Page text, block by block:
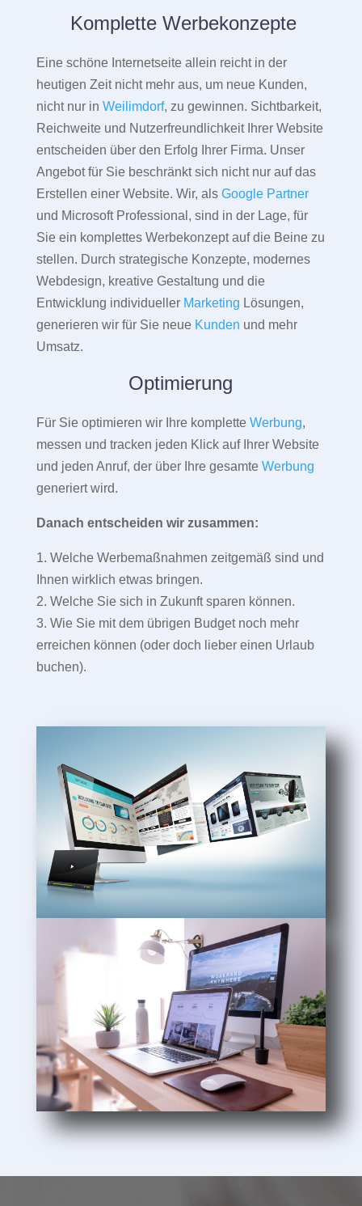
Komplette Werbekonzepte
Eine schöne Internetseite allein reicht in der
heutigen Zeit nicht mehr aus, um neue Kunden,
nicht nur in Weilimdorf, zu gewinnen. Sichtbarkeit,
Reichweite und Nutzerfreundlichkeit Ihrer Website
entscheiden über den Erfolg Ihrer Firma. Unser
Angebot für Sie beschränkt sich nicht nur auf das
Erstellen einer Website. Wir, als Google Partner
und Microsoft Professional, sind in der Lage, für
Sie ein komplettes Werbekonzept auf die Beine zu
stellen. Durch strategische Konzepte, modernes
Webdesign, kreative Gestaltung und die
Entwicklung individueller Marketing Lösungen,
generieren wir für Sie neue Kunden und mehr
Umsatz.
Optimierung
Für Sie optimieren wir Ihre komplette Werbung,
messen und tracken jeden Klick auf Ihrer Website
und jeden Anruf, der über Ihre gesamte Werbung
generiert wird.
Danach entscheiden wir zusammen:
1. Welche Werbemaßnahmen zeitgemäß sind und
Ihnen wirklich etwas bringen.
2. Welche Sie sich in Zukunft sparen können.
3. Wie Sie mit dem übrigen Budget noch mehr
erreichen können (oder doch lieber einen Urlaub
buchen).